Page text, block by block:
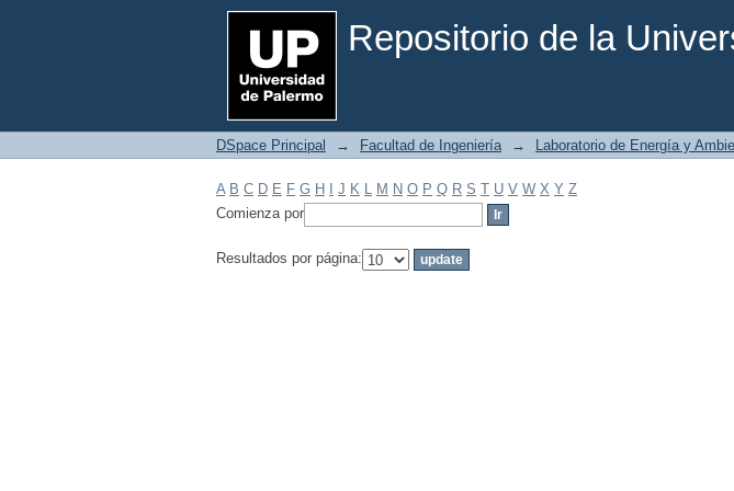
Repositorio de la
Filtrar por: Materia
DSpace Principal → Facultad de Ingeniería → Laboratorio de Energía y
A B C D E F G H J K L M N O P Q R S T U V W X Y Z
Comienza por
Resultados por página: